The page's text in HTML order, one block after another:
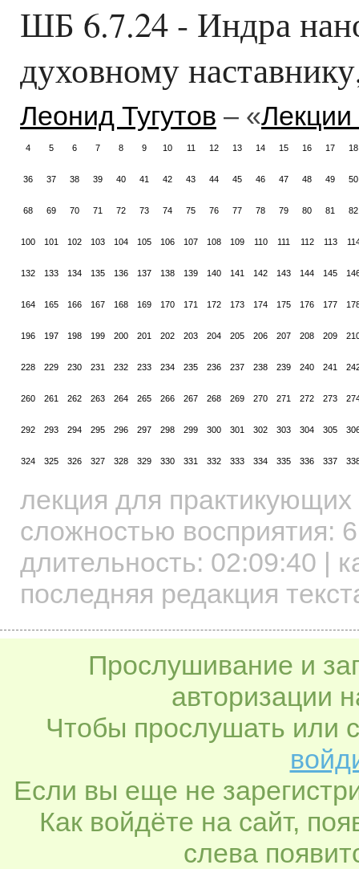
ШБ 6.7.24 - Индра
духовному
Леонид Тугутов – «
4 5 6 7 8 9 10 11 12 13 14 15 16 17 18
36 37 38 39 40 41 42 43 44 45 46 47 48 49 50
68 69 70 71 72 73 74 75 76 77 78 79 80 81 82
100 101 102 103 104 105 106 107 108 109 110 111 112 113
132 133 134 135 136 137 138 139 140 141 142 143 144 145
164 165 166 167 168 169 170 171 172 173 174 175 176 177
196 197 198 199 200 201 202 203 204 205 206 207 208 209
228 229 230 231 232 233 234 235 236 237 238 239 240 241
260 261 262 263 264 265 266 267 268 269 270 271 272 273
292 293 294 295 296 297 298 299 300 301 302 303 304 305
324 325 326 327 328 329 330 331 332 333 334 335 336 337
лекция для практикующих
сложностью восприятия: 6
длительность: 02:09:40 |
последняя редакция
Прослушивание и
авторизации
Чтобы прослушать или
Если вы еще не
Как войдёте на сайт,
слева